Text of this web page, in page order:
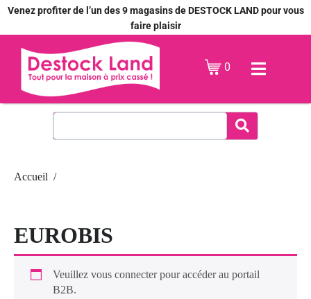
Venez profiter de l’un des 9 magasins de DESTOCK LAND pour vous
faire plaisir
0
Accueil
EUROBIS
Veuillez vous connecter pour accéder au portail
B2B.